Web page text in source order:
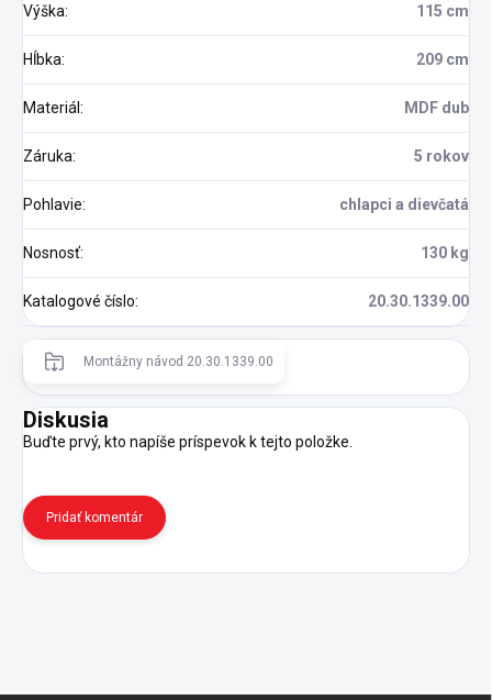
Výška: 115 cm
Hĺbka: 209 cm
Materiál: MDF dub
Záruka: 5 rokov
Pohlavie: chlapci a dievčatá
Nosnosť: 130 kg
Katalogové číslo: 20.30.1339.00
Montážny návod 20.30.1339.00
Diskusia
Buďte prvý, kto napíše príspevok k tejto položke.
Pridať komentár